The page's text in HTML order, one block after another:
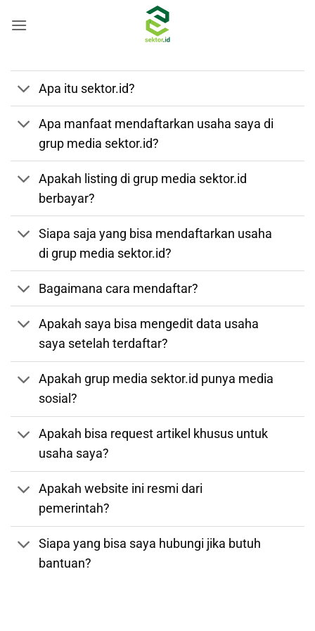
Apa itu sektor.id?
Apa manfaat mendaftarkan usaha saya di
grup media sektor.id?
Apakah listing di grup media sektor.id
berbayar?
Siapa saja yang bisa mendaftarkan usaha
di grup media sektor.id?
Bagaimana cara mendaftar?
Apakah saya bisa mengedit data usaha
saya setelah terdaftar?
Apakah grup media sektor.id punya media
sosial?
Apakah bisa request artikel khusus untuk
usaha saya?
Apakah website ini resmi dari
pemerintah?
Siapa yang bisa saya hubungi jika butuh
bantuan?